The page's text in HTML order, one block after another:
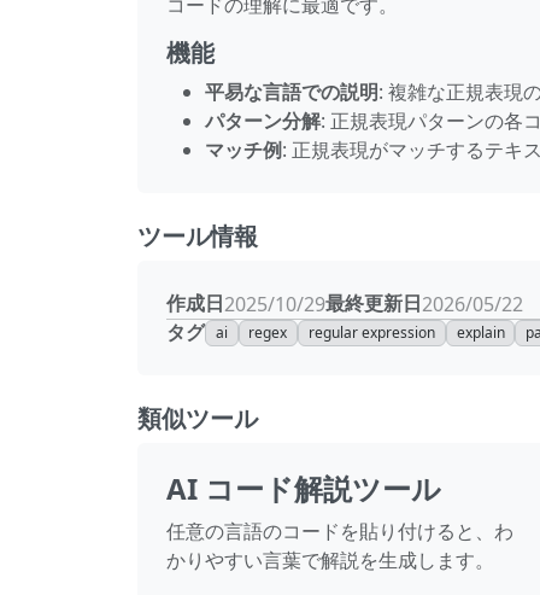
機能
平易な言語での説明: 複雑な正規表現
パターン分解: 正規表現パターンの各
マッチ例: 正規表現がマッチするテキ
ツール情報
作成日2025/10/29最終更新日2026/05/22
タグ ai regex regular expression explain
類似ツール
AI コード解説ツール
任意の言語のコードを貼り付けると、わ
かりやすい言葉で解説を生成します。